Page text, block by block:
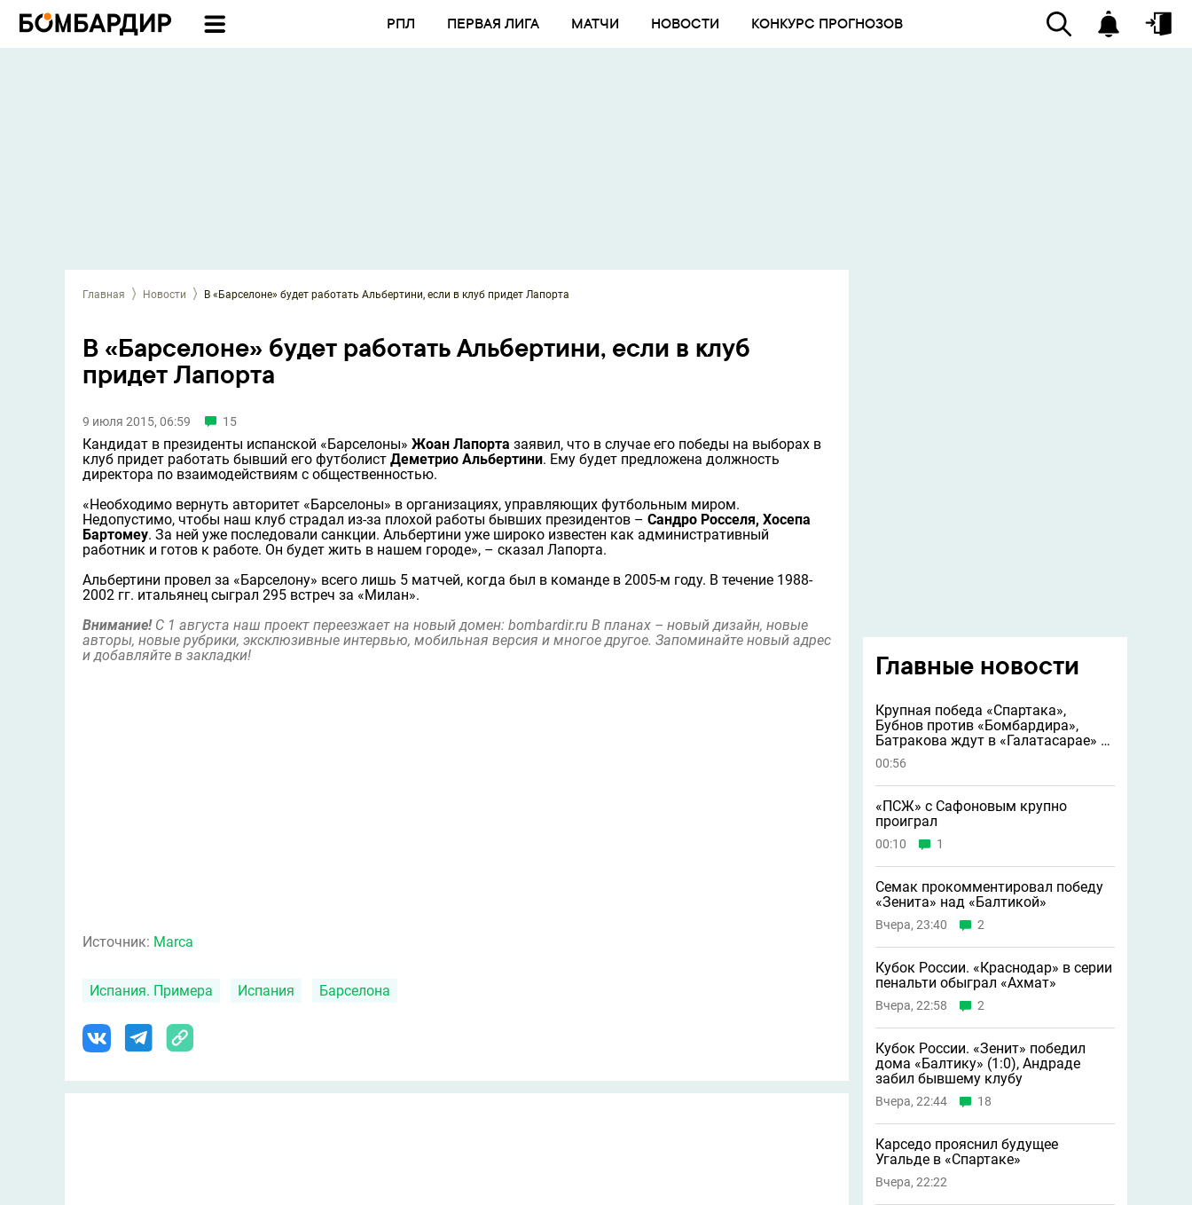
РПЛ ПЕРВАЯ ЛИГА МАТЧИ НОВОСТИ КОНКУРС ПРОГНОЗОВ
Главная Новости В «Барселоне» будет работать Альбертини, если в клуб придет Лапорта
В «Барселоне» будет работать Альбертини, если в клуб
придет Лапорта
9 июля 2015, 06:59 15
Кандидат в президенты испанской «Барселоны» Жоан Лапорта заявил, что в случае его победы на выборах в
клуб придет работать бывший его футболист Деметрио Альбертини. Ему будет предложена должность
директора по взаимодействиям с общественностью.
«Необходимо вернуть авторитет «Барселоны» в организациях, управляющих футбольным миром.
Недопустимо, чтобы наш клуб страдал из-за плохой работы бывших президентов – Сандро Росселя, Хосепа
Бартомеу. За ней уже последовали санкции. Альбертини уже широко известен как административный
работник и готов к работе. Он будет жить в нашем городе», – сказал Лапорта.
Альбертини провел за «Барселону» всего лишь 5 матчей, когда был в команде в 2005-м году. В течение 1988-
2002 гг. итальянец сыграл 295 встреч за «Милан».
Внимание!С 1 августа наш проект переезжает на новый домен: bombardir.ru В планах – новый дизайн, новые
авторы, новые рубрики, эксклюзивные интервью, мобильная версия и многое другое. Запоминайте новый адрес
и добавляйте в закладки!
Источник: Marca
Испания. Примера Испания Барселона
Главные новости
Крупная победа «Спартака»,
Бубнов против «Бомбардира»,
Батракова ждут в «Галатасарае» и
другие новости
00:56
«ПСЖ» с Сафоновым крупно
проиграл
00:10 1
Семак прокомментировал победу
«Зенита» над «Балтикой»
Вчера, 23:40 2
Кубок России. «Краснодар» в серии
пенальти обыграл «Ахмат»
Вчера, 22:58 2
Кубок России. «Зенит» победил
дома «Балтику» (1:0), Андраде
забил бывшему клубу
Вчера, 22:44 18
Карседо прояснил будущее
Угальде в «Спартаке»
Вчера, 22:22